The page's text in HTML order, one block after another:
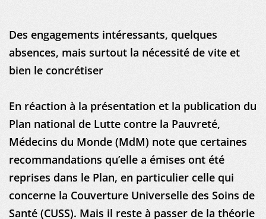
MDM
SUR LE TERRAIN
ACTUALITÉS
PUBLICATIONS
NOUS REJOINDRE
Des engagements intéressants, quelques
absences, mais surtout la nécessité de vite et
bien le concrétiser
En réaction à la présentation et la publication du
Plan national de Lutte contre la Pauvreté,
Médecins du Monde (MdM) note que certaines
recommandations qu’elle a émises ont été
reprises dans le Plan, en particulier celle qui
concerne la Couverture Universelle des Soins de
Santé (CUSS). Mais il reste à passer de la théorie